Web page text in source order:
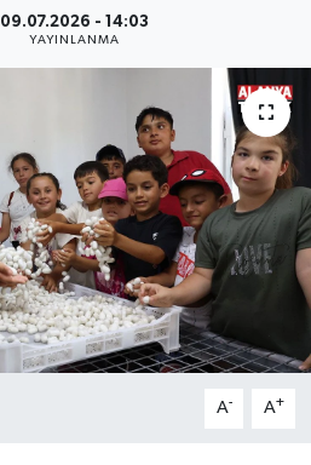
09.07.2026 - 14:03
YAYINLANMA
A- A+